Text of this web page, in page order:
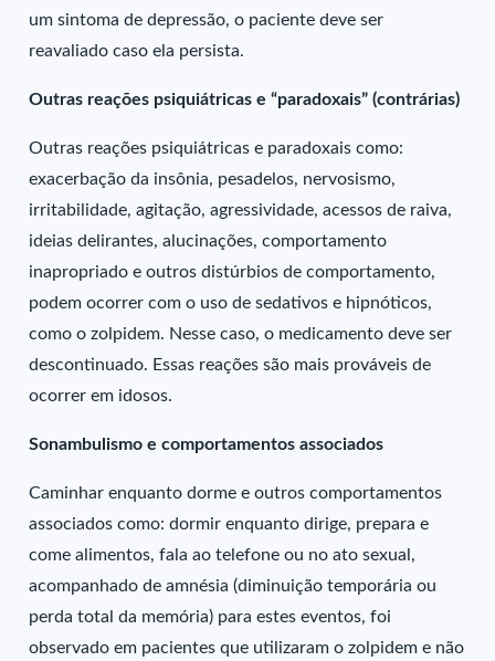
um sintoma de depressão, o paciente deve ser
reavaliado caso ela persista.
Outras reações psiquiátricas e “paradoxais” (contrárias)
Outras reações psiquiátricas e paradoxais como:
exacerbação da insônia, pesadelos, nervosismo,
irritabilidade, agitação, agressividade, acessos de raiva,
ideias delirantes, alucinações, comportamento
inapropriado e outros distúrbios de comportamento,
podem ocorrer com o uso de sedativos e hipnóticos,
como o zolpidem. Nesse caso, o medicamento deve ser
descontinuado. Essas reações são mais prováveis de
ocorrer em idosos.
Sonambulismo e comportamentos associados
Caminhar enquanto dorme e outros comportamentos
associados como: dormir enquanto dirige, prepara e
come alimentos, fala ao telefone ou no ato sexual,
acompanhado de amnésia (diminuição temporária ou
perda total da memória) para estes eventos, foi
observado em pacientes que utilizaram o zolpidem e não